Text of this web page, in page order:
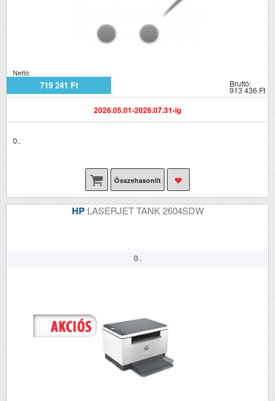
Nettó:
719 241 Ft Bruttó:
913 436 Ft
2026.05.01-2026.07.31-ig
0..
Összehasonlít
HP LASERJET TANK 2604SDW
0..